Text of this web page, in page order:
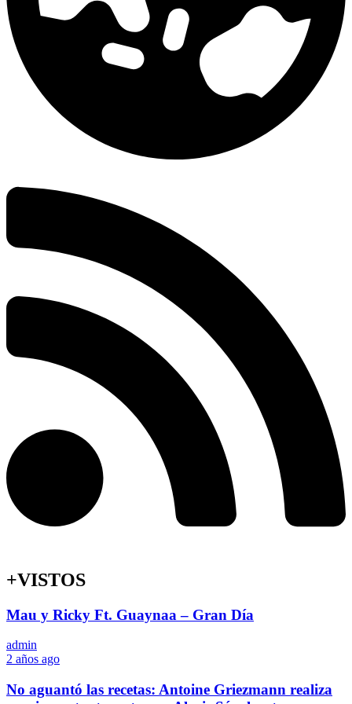
+VISTOS
Mau y Ricky Ft. Guaynaa – Gran Día
admin
2 años ago
No aguantó las recetas: Antoine Griezmann realiza